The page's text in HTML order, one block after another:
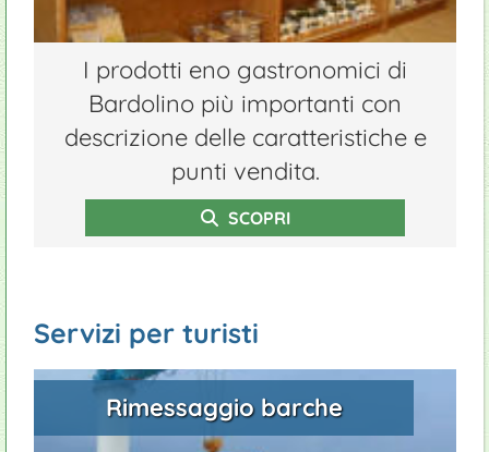
I prodotti eno gastronomici di
Bardolino più importanti con
descrizione delle caratteristiche e
punti vendita.
SCOPRI
Servizi per turisti
Rimessaggio barche